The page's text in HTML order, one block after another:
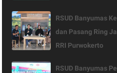
RSUD Banyumas
dan Pasang Ring
RRI Purwokerto
RSUD Banyumas